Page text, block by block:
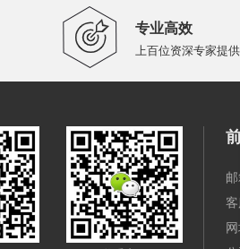
专业高效
上百位资深专家提
客